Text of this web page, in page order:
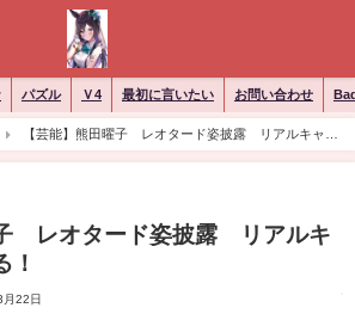
パズル Ｖ4 最初に言いたい お問い合わせ
【芸能】熊田曜子 レオタード姿披露 リアルキャッ
子 レオタード姿披露 リアルキ
！
22日